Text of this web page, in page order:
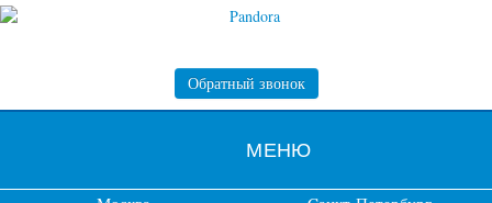
Обратный звонок
МЕНЮ